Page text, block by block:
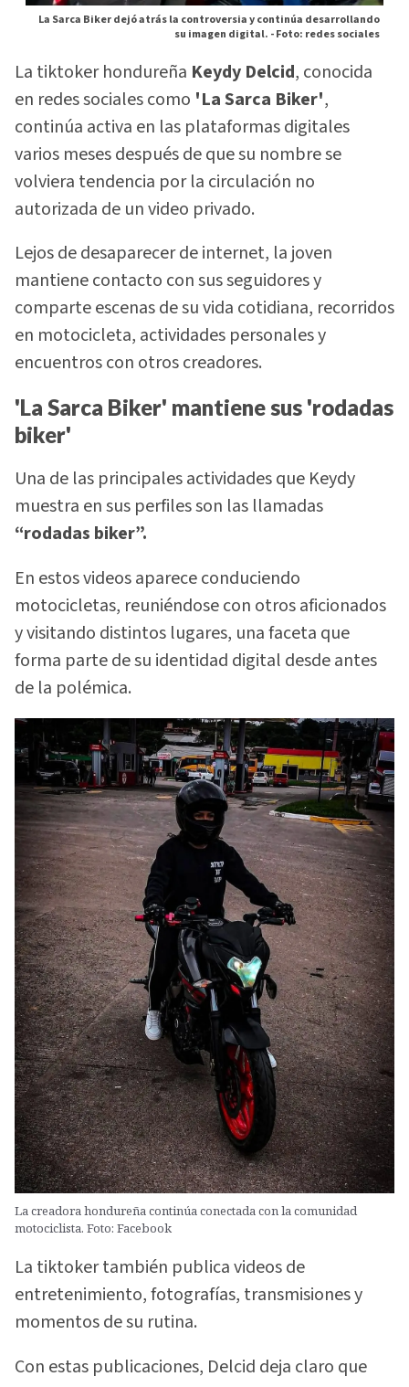
La Sarca Biker dejó atrás la controversia y continúa desarrollando
su imagen digital. -Foto: redes sociales
La tiktoker hondureña Keydy Delcid, conocida
en redes sociales como 'La Sarca Biker',
continúa activa en las plataformas digitales
varios meses después de que su nombre se
volviera tendencia por la circulación no
autorizada de un video privado.
Lejos de desaparecer de internet, la joven
mantiene contacto con sus seguidores y
comparte escenas de su vida cotidiana, recorridos
en motocicleta, actividades personales y
encuentros con otros creadores.
'La Sarca Biker' mantiene sus 'rodadas
biker'
Una de las principales actividades que Keydy
muestra en sus perfiles son las llamadas
“rodadas biker”.
En estos videos aparece conduciendo
motocicletas, reuniéndose con otros aficionados
y visitando distintos lugares, una faceta que
forma parte de su identidad digital desde antes
de la polémica.
La creadora hondureña continúa conectada con la comunidad
motociclista. Foto: Facebook
La tiktoker también publica videos de
entretenimiento, fotografías, transmisiones y
momentos de su rutina.
Con estas publicaciones, Delcid deja claro que